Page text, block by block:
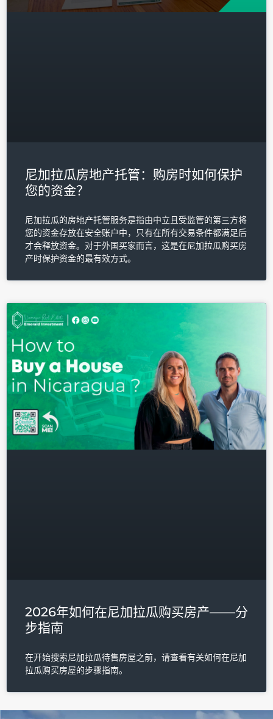
尼加拉瓜房地产托管：购房时如何保护
您的资金？
尼加拉瓜的房地产托管服务是指由中立且受监管的第三方将
您的资金存放在安全账户中，只有在所有交易条件都满足后
才会释放资金。对于外国买家而言，这是在尼加拉瓜购买房
产时保护资金的最有效方式。
2026年如何在尼加拉瓜购买房产——分
步指南
在开始搜索尼加拉瓜待售房屋之前，请查看有关如何在尼加
拉瓜购买房屋的步骤指南。